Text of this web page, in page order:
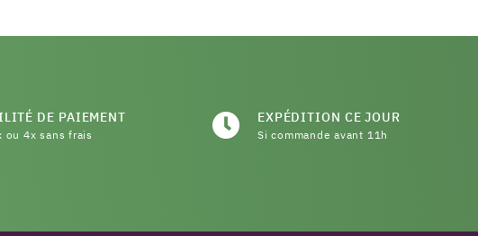
DE PAIEMENT
ou 4x sans frais
EXPÉDITION CE JOUR
Si commande avant 11h